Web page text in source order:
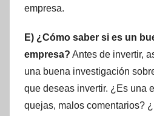
empresa.
E) ¿Cómo saber si es un
empresa? Antes de invertir,
una buena investigación
que deseas invertir. ¿Es una
quejas, malos comentarios?